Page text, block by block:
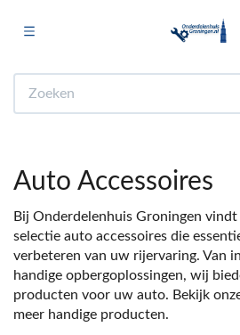
(Doe het zelf)
(Huishouden en Wonen)
(Sanitair)
(Keuken)
(Fiets)
Toggle navigation
Auto Accessoires
Bij Onderdelenhuis Groningen
selectie auto accessoires die
verbeteren van uw rijervaring. Van
handige opbergoplossingen, wij
producten voor uw auto. Bekijk
meer handige producten.